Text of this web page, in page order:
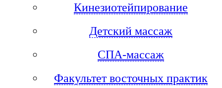
Кинезиотейпирование
Детский массаж
СПА-массаж
Факультет восточных практик